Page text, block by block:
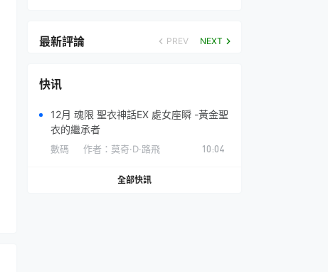
最新評論 PREV NEXT
快讯
12月 魂限 聖衣神話EX 處女座瞬 -黃金聖
衣的繼承者
數碼 作者： 莫奇·D·路飛 10:04
全部快訊